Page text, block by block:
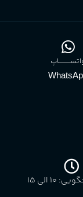
10 الی ۱5